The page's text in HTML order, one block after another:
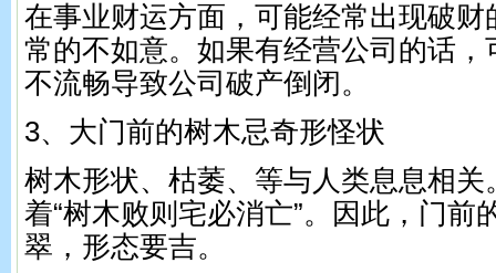
在事业财运方面，可能经常出现破财
常的不如意。如果有经营公司的话，
不流畅导致公司破产倒闭。
3、大门前的树木忌奇形怪状
树木形状、枯萎、等与人类息息相关
着“树木败则宅必消亡”。因此，门前
翠，形态要吉。